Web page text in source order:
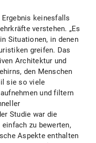
keinesfalls
verstehen. „Es
Situationen, in denen
greifen. Das
Architektur und
den Menschen
sie so viele
und filtern
Studie war die
zu bewerten,
Aspekte enthalten